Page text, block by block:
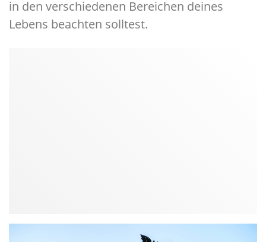
in den verschiedenen Bereichen deines
Lebens beachten solltest.